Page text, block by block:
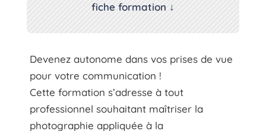
fiche formation ↓
Devenez autonome dans vos prises de vue
pour votre communication !
Cette formation s’adresse à tout
professionnel souhaitant maîtriser la
photographie appliquée à la